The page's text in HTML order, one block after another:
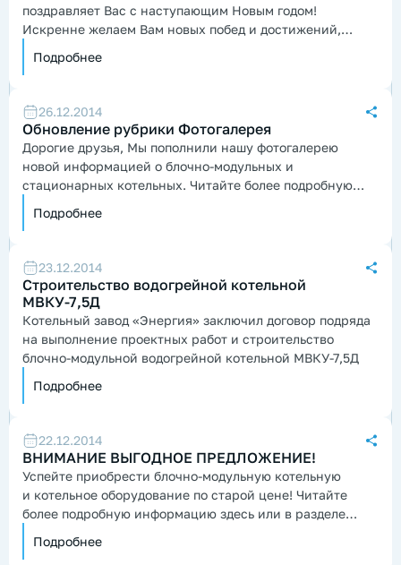
поздравляет Вас с наступающим Новым годом!
Искренне желаем Вам новых побед и достижений,
Подробнее
26.12.2014
Обновление рубрики Фотогалерея
Дорогие друзья, Мы пополнили нашу фотогалерею
новой информацией о блочно-модульных и
стационарных котельных. Читайте более подробную
Подробнее
23.12.2014
Строительство водогрейной котельной
МВКУ-7,5Д
Котельный завод «Энергия» заключил договор подряда
на выполнение проектных работ и строительство
блочно-модульной водогрейной котельной МВКУ-7,5Д
Подробнее
22.12.2014
ВНИМАНИЕ ВЫГОДНОЕ ПРЕДЛОЖЕНИЕ!
Успейте приобрести блочно-модульную котельную
и котельное оборудование по старой цене! Читайте
более подробную информацию здесь или в разделе
Подробнее